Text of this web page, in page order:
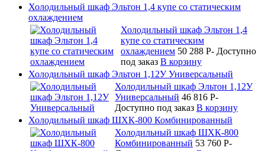
Холодильный шкаф Эльтон 1,4 купе со статическим
охлаждением
Холодильный шкаф Эльтон 1,4
купе со статическим
охлаждением 50 288 P- Доступно
под заказ В корзину
Холодильный шкаф Эльтон 1,12У Универсальный
Холодильный шкаф Эльтон 1,12У
Универсальный 46 816 P-
Доступно под заказ В корзину
Холодильный шкаф ШХК-800 Комбинированный
Холодильный шкаф ШХК-800
Комбинированный 53 760 P-